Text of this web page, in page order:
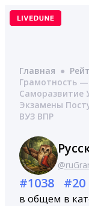
Перейти
Главная ●
Грамотность
Саморазвитие
Экзамены
ВУЗ ВПР
#1038
в общем
#20
в